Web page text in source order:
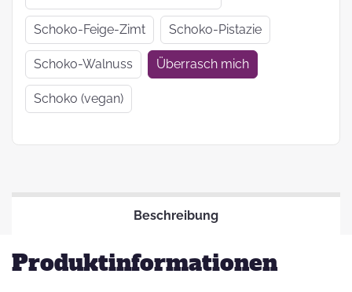
Schoko-Feige-Zimt Schoko-Pistazie
Schoko-Walnuss Überrasch mich
Schoko (vegan)
Beschreibung
Produktinformationen